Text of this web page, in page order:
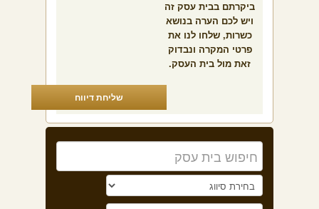
ביקרתם בבית עסק זה
ויש לכם הערה בנושא
כשרות, שלחו לנו את
פרטי המקרה ונבדוק
זאת מול בית העסק.
שליחת דיווח